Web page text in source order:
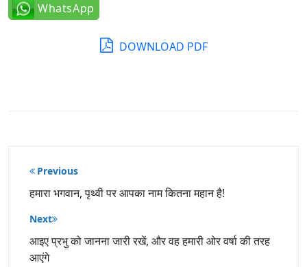
WhatsApp
DOWNLOAD PDF
पोस्ट
नेविगेशन
Previous
हमारा भगवान, पृथ्वी पर आपका नाम कितना महान है!
Next
आइए प्रभु को जानना जारी रखें, और वह हमारी ओर वर्षा की तरह
आएंगे